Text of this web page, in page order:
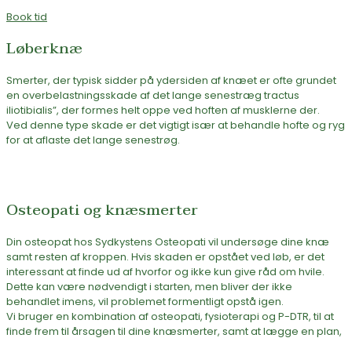
Book tid
Løberknæ
Smerter, der typisk sidder på ydersiden af knæet er ofte grundet
en overbelastningsskade af det lange senestræg tractus
iliotibialis”, der formes helt oppe ved hoften af musklerne der.
Ved denne type skade er det vigtigt især at behandle hofte og ryg
for at aflaste det lange senestrøg.
Osteopati og knæsmerter
Din osteopat hos Sydkystens Osteopati vil undersøge dine knæ
samt resten af kroppen. Hvis skaden er opstået ved løb, er det
interessant at finde ud af hvorfor og ikke kun give råd om hvile.
Dette kan være nødvendigt i starten, men bliver der ikke
behandlet imens, vil problemet formentligt opstå igen.
Vi bruger en kombination af osteopati, fysioterapi og P-DTR, til at
finde frem til årsagen til dine knæsmerter, samt at lægge en plan,